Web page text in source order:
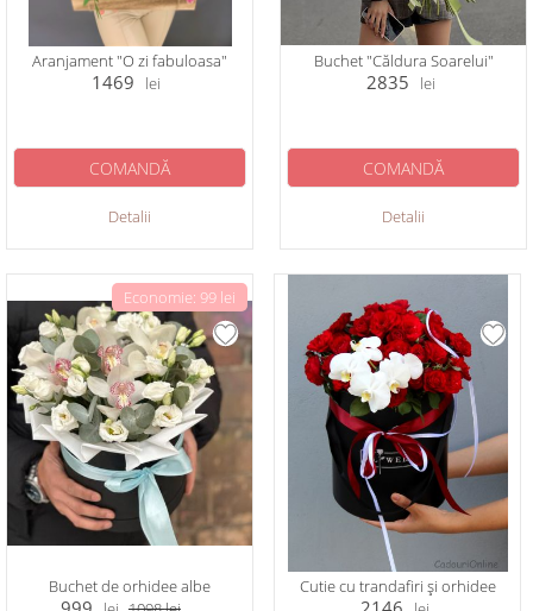
Aranjament "O zi fabuloasa"
1469 lei
Detalii
COMANDĂ
Buchet "Căldura Soarelui"
2835 lei
Detalii
COMANDĂ
Economie: 99 lei
Buchet de orhidee albe Cutie cu trandafiri și orhidee